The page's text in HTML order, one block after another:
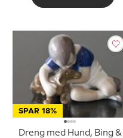
SPAR 18%
Dreng med Hund, Bing &